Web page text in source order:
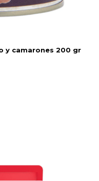
y camarones 200 gr